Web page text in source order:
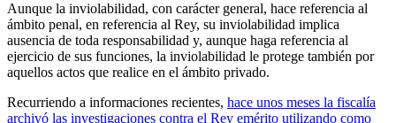
Aunque la inviolabilidad, con carácter general, hace referencia al
ámbito penal, en referencia al Rey, su inviolabilidad implica
ausencia de toda responsabilidad y, aunque haga referencia al
ejercicio de sus funciones, la inviolabilidad le protege también por
aquellos actos que realice en el ámbito privado.
Recurriendo a informaciones recientes, hace unos meses la fiscalía
archivó las investigaciones contra el Rey emérito utilizando como